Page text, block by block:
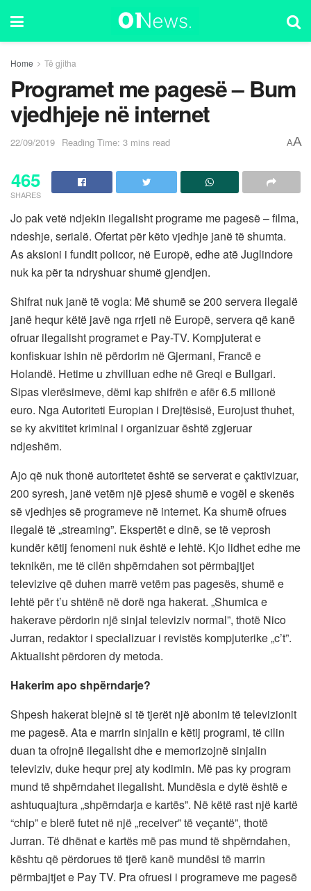
Home Të gjitha
Programet me pagesë – Bum
vjedhjeje në internet
22/09/2019 Reading Time: 3 mins read AA
465
SHARES
Jo pak vetë ndjekin ilegalisht programe me pagesë – filma,
ndeshje, serialë. Ofertat për këto vjedhje janë të shumta.
As aksioni i fundit policor, në Europë, edhe atë Juglindore
nuk ka për ta ndryshuar shumë gjendjen.
Shifrat nuk janë të vogla: Më shumë se 200 servera ilegalë
janë hequr këtë javë nga rrjeti në Europë, servera që kanë
ofruar ilegalisht programet e Pay-TV. Kompjuterat e
konfiskuar ishin në përdorim në Gjermani, Francë e
Holandë. Hetime u zhvilluan edhe në Greqi e Bullgari.
Sipas vlerësimeve, dëmi kap shifrën e afër 6.5 milionë
euro. Nga Autoriteti Europian i Drejtësisë, Eurojust thuhet,
se ky akvititet kriminal i organizuar është zgjeruar
ndjeshëm.
Ajo që nuk thonë autoritetet është se serverat e çaktivizuar,
200 syresh, janë vetëm një pjesë shumë e vogël e skenës
së vjedhjes së programeve në internet. Ka shumë ofrues
ilegalë të „streaming”. Ekspertët e dinë, se të veprosh
kundër këtij fenomeni nuk është e lehtë. Kjo lidhet edhe me
teknikën, me të cilën shpërndahen sot përmbajtjet
televizive që duhen marrë vetëm pas pagesës, shumë e
lehtë për t’u shtënë në dorë nga hakerat. „Shumica e
hakerave përdorin një sinjal televiziv normal”, thotë Nico
Jurran, redaktor i specializuar i revistës kompjuterike „c’t”.
Aktualisht përdoren dy metoda.
Hakerim apo shpërndarje?
Shpesh hakerat blejnë si të tjerët një abonim të televizionit
me pagesë. Ata e marrin sinjalin e këtij programi, të cilin
duan ta ofrojnë ilegalisht dhe e memorizojnë sinjalin
televiziv, duke hequr prej aty kodimin. Më pas ky program
mund të shpërndahet ilegalisht. Mundësia e dytë është e
ashtuquajtura „shpërndarja e kartës”. Në këtë rast një kartë
“chip” e blerë futet në një „receiver” të veçantë”, thotë
Jurran. Të dhënat e kartës më pas mund të shpërndahen,
kështu që përdorues të tjerë kanë mundësi të marrin
përmbajtjet e Pay TV. Pra ofruesi i programeve me pagesë